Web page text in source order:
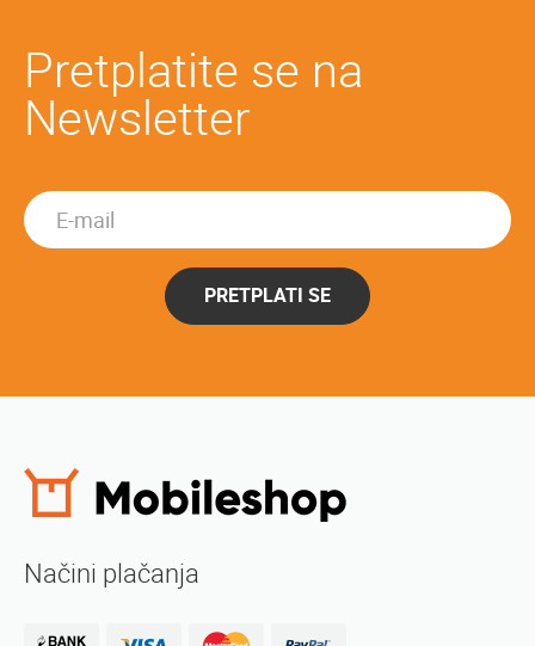
Pretplatite se na
Newsletter
PRETPLATI SE
Načini plačanja